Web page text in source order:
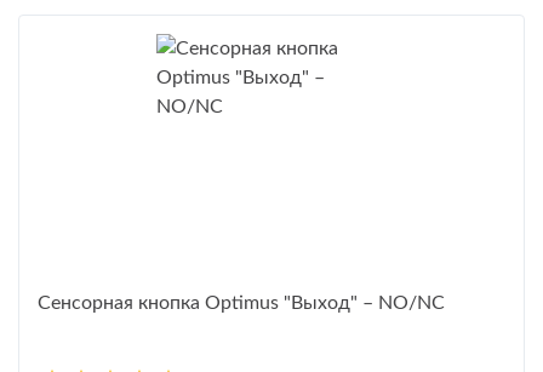
Сенсорная кнопка Optimus "Выход" – NO/NC